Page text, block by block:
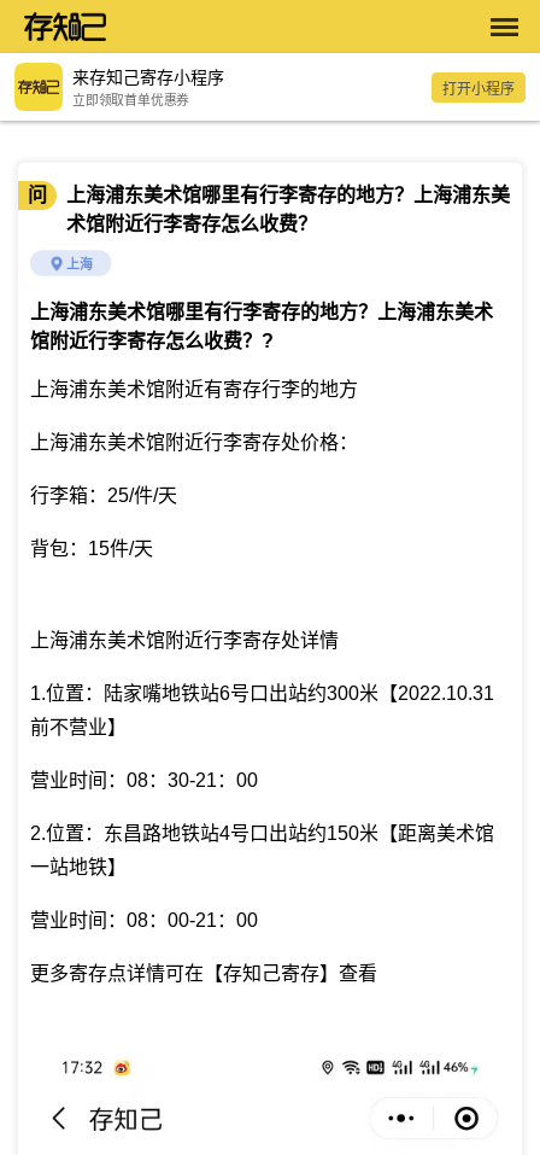
来存知己寄存小程序
立即领取首单优惠券
打开小程序
问
上海浦东美术馆哪里有行李寄存的地方？上海浦东美
术馆附近行李寄存怎么收费？
上海
上海浦东美术馆哪里有行李寄存的地方？上海浦东美术
馆附近行李寄存怎么收费？ ?
上海浦东美术馆附近有寄存行李的地方
上海浦东美术馆附近行李寄存处价格：
行李箱：25/件/天
背包：15件/天
上海浦东美术馆附近行李寄存处详情
1.位置：陆家嘴地铁站6号口出站约300米【2022.10.31
前不营业】
营业时间：08：30-21：00
2.位置：东昌路地铁站4号口出站约150米【距离美术馆
一站地铁】
营业时间：08：00-21：00
更多寄存点详情可在【存知己寄存】查看